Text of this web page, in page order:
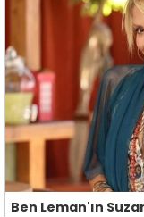
Ben Leman'ın